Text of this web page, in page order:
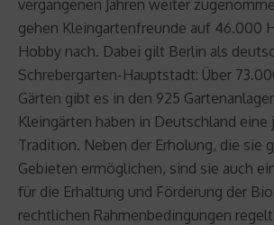
vergangenen Jahren weiter
gehen Kleingartenfreunde auf 46.000
Hobby nach. Dabei gilt Berlin als
Schrebergarten-Hauptstadt: Über
Gärten gibt es in den 925
Kleingärten haben in Deutschland eine
Tradition. Neben der Erholung, die sie
Gebieten ermöglichen, sind sie auch
für die Erhaltung und Förderung der
rechtlichen Rahmenbedingungen regelt